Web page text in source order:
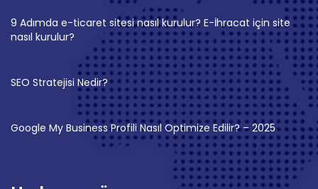
9 Adımda e-ticaret sitesi nasıl kurulur? E-İhracat için site
nasıl kurulur?
SEO Stratejisi Nedir?
Google My Business Profili Nasıl Optimize Edilir? – 2025